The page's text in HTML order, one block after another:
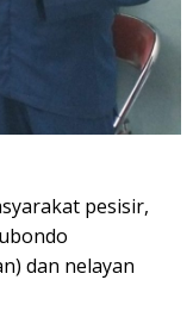
pesisir,
dan nelayan